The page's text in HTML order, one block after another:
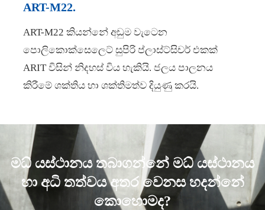
ART-M22.
ART-M22 කියන්නේ අඩුම වැටෙන
පොලිකොක්සෙලෙට් සුපිරි ප්ලාස්ට්සිචර් එකක්
ARIT විසින් නිදහස් විය හැකියි. ජලය පාලනය
කිරීමේ ශක්තිය හා ශක්තිමත්ව දියුණු කරයි.
මධ් යස්ථානය තබාගන්නේ මධ් යස්ථානය
හා අධි තත්වය අතර වෙනස හදන්නේ
කොහොමද?